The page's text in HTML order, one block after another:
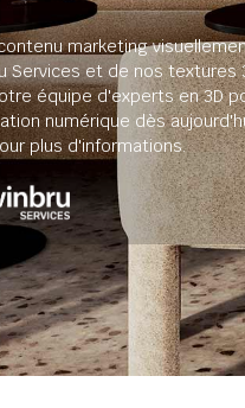
marketing
Services et de nos textures
équipe d'experts en 3D
numérique dès
plus d'informations.